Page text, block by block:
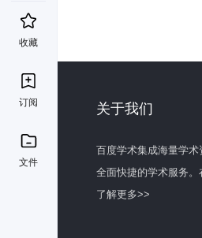
收藏
订阅
文件
关于我们
百度学术集成海量学
全面快捷的学术服务。
了解更多>>